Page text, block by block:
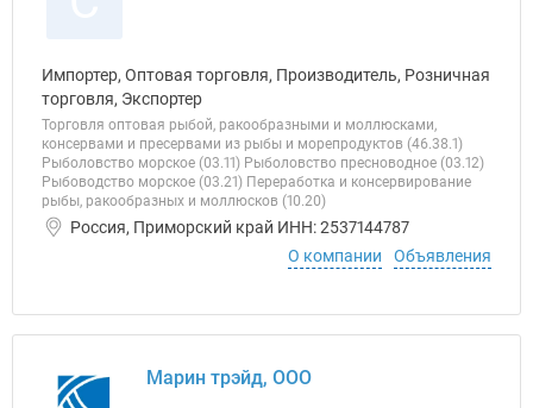
Импортер, Оптовая торговля, Производитель, Розничная
торговля, Экспортер
Торговля оптовая рыбой, ракообразными и моллюсками,
консервами и пресервами из рыбы и морепродуктов (46.38.1)
Рыболовство морское (03.11) Рыболовство пресноводное (03.12)
Рыбоводство морское (03.21) Переработка и консервирование
рыбы, ракообразных и моллюсков (10.20)
Россия, Приморский край ИНН: 2537144787
О компании
Объявления
Марин трэйд, ООО